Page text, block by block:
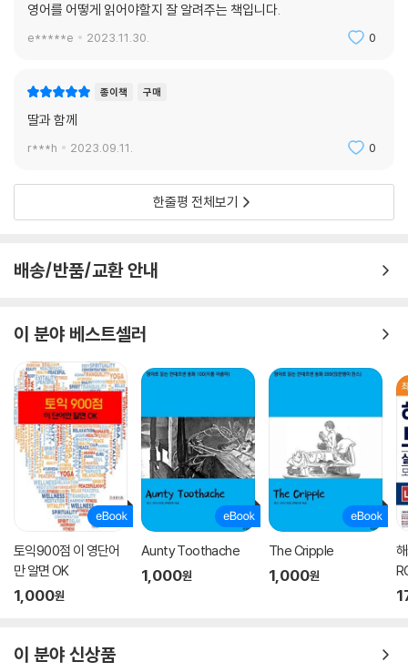
‘대학생인데 영어실력은 중학생 수준…’
전혀 문제 없어
독 힘겨운 이유이기도 하다. 어떻게 공부를 해야 할지도 모르겠는데, 끝없
이 드는 스스로에 대한 의심과도 싸워야 하기 때문이다. 공부에는 분명 때
의미하는 것이 아니다. 스스로 공부를 해야겠다는 생각이 드는 순간이 바
로 ‘공부할 때’다. 저자는 스스로를 이 말의 증인으로 세워 보이며 딸의, 그
“영어 배우기에 늦지 않았느냐고? 대학생인데 영어실력은 중학생 수준이
때 영어를 전혀 못했어. … 그러니 공부가 늦었다는 핑계는 접어두기로 하
가 열리는 법이야. 자, 그럼 시작해볼까?”
-본문 중에서
저자의 독특한 이력은 이 격려에 강한 설득력을 부여한다. 스티븐 킹, 존 르
카레의 소설 등 100여 권의 문학과 인문서를 번역하며 많은 사랑을 받은
베테랑 번역가이자, 어른이 되어서야 ‘공부할 때’를 맞이한 동지이기 때문
영어라는 언어를 총체적으로 바라보지 못하면 공부는 끊임없이 벽에 부딪
힐 수밖에 없다. 그런 의미에서 이 책의 목적은 소박하다. 지엽적인 문법과
영어 단어는 모두 제외하고, 저자가 직접 영어를 독학하며 체득한, 영어공
것만으로도 충분하다. 이제 시작할 때가 됐다.
영어를 어떻게 읽어야할지 잘 알려주는 책입니다.
e*****e 2023.11.30. 0
종이책 구매
딸과 함께
r***h 2023.09.11. 0
한줄평 전체보기
배송/반품/교환 안내
이 분야 베스트셀러
토익900점 이 영단어
만 알면 OK
1,000원
Aunty Toothache
1,000원
The Cripple
1,000원
이 분야 신상품